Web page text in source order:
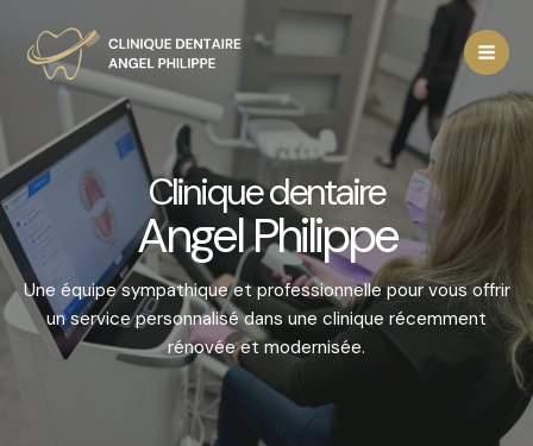
contenu
Clinique dentaire
Angel Philippe
Une équipe sympathique et professionnelle pour vous offrir
un service personnalisé dans une clinique récemment
rénovée et modernisée.